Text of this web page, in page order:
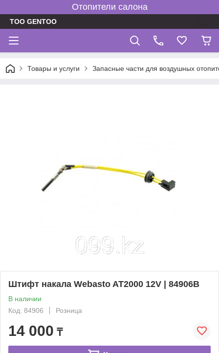
Отопители салона
TOO GENTOO
Товары и услуги Запасные части для воздушных
Штифт накала Webasto AT2000 12V | 84906B
В наличии
Код: 84906
Розница
14 000 ₸